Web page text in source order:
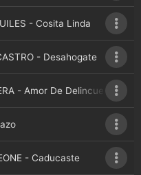
- Cosita Linda
- Desahogate
- Amor De Delincuencia
- Caducaste